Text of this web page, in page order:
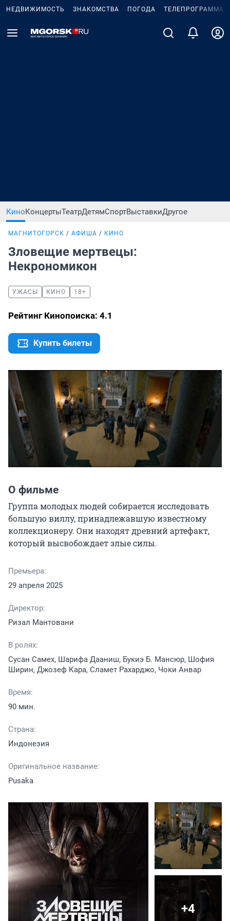
НЕДВИЖИМОСТЬ ЗНАКОМСТВА ПОГОДА ТЕЛЕПРОГРАММА
КиноКонцертыТеатрДетямСпортВыставкиДругое
МАГНИТОГОРСК АФИША КИНО
Зловещие мертвецы:
Некрономикон
УЖАСЫ КИНО 18+
Рейтинг Кинопоиска: 4.1
Купить билеты
О фильме
Группа молодых людей собирается исследовать
большую виллу, принадлежавшую известному
коллекционеру. Они находят древний артефакт,
который высвобождает злые силы.
Премьера:
29 апреля 2025
Директор:
Ризал Мантовани
В ролях:
Сусан Самех, Шарифа Дааниш, Букиэ Б. Мансюр, Шофия
Ширин, Джозеф Кара, Сламет Рахарджо, Чоки Анвар
Время:
90 мин.
Страна:
Индонезия
Оригинальное название:
Pusaka
+4